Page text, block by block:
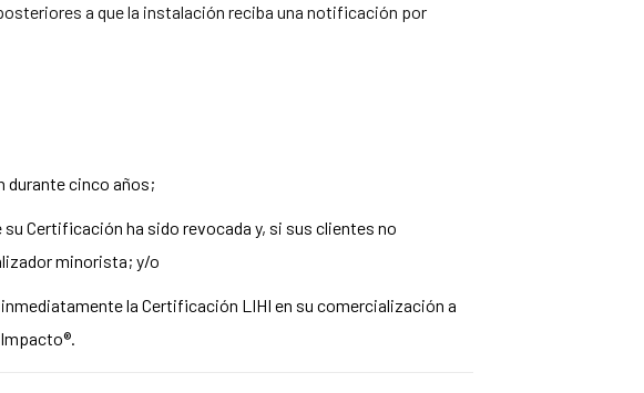
a que la instalación reciba una notificación por
durante cinco años;
Certificación ha sido revocada y, si sus clientes no
minorista; y/o
la Certificación LIHI en su comercialización a